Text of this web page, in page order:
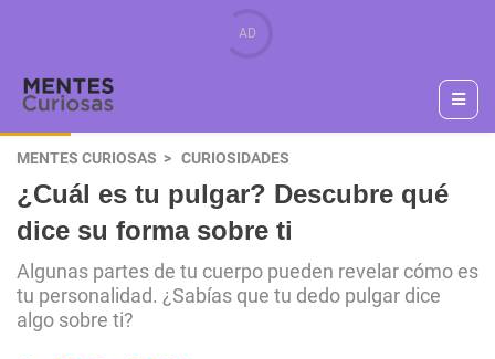
MENTES CURIOSAS CURIOSIDADES
¿Cuál es tu pulgar? Descubre qué
dice su forma sobre ti
Algunas partes de tu cuerpo pueden revelar cómo es
tu personalidad. ¿Sabías que tu dedo pulgar dice
algo sobre ti?